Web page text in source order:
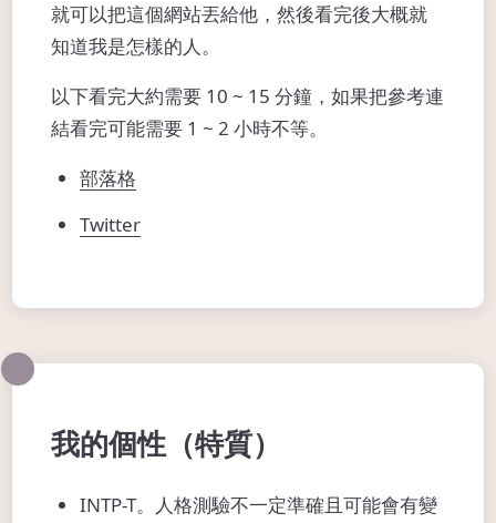
就可以把這個網站丟給他，然後看完後大概就
知道我是怎樣的人。
以下看完大約需要 10 ~ 15 分鐘，如果把參考連
結看完可能需要 1 ~ 2 小時不等。
部落格
Twitter
我的個性（特質）
INTP-T。人格測驗不一定準確且可能會有變